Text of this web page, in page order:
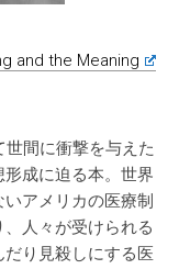
and the Meaning
世間に衝撃を与えた
成に迫る本。世界
アメリカの医療制
人々が受けられる
り見殺しにする医